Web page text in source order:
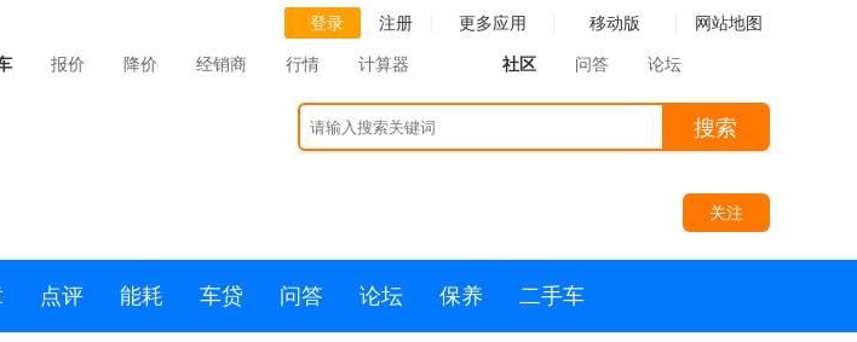
登录 注册 更多应用 移动版 网站地图
报价 降价 经销商 行情 计算器 社区 问答 论坛
搜索
关注
点评 能耗 车贷 问答 论坛 保养 二手车